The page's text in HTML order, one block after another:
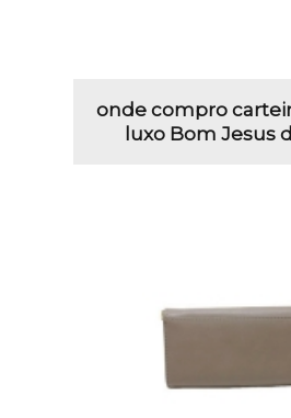
onde compro
luxo Bom Jesus